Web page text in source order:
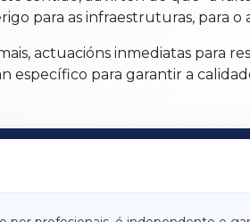
para as infraestruturas, para
actuacións inmediatas para
específico para garantir a